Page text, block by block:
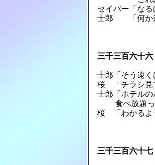
セイバー「なる
士郎　　「何か
三千三百六十六
士郎「そう遠く
桜　「チラシ見
士郎「ホテルの
食べ放題って
桜　「わかるよ
三千三百六十七